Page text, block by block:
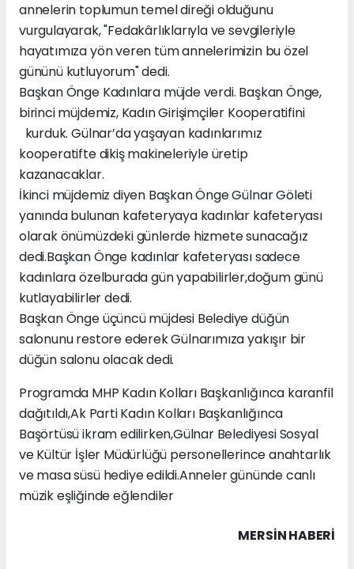
annelerin toplumun temel direği olduğunu
vurgulayarak, "Fedakârlıklarıyla ve sevgileriyle
hayatımıza yön veren tüm annelerimizin bu özel
gününü kutluyorum" dedi.
Başkan Önge Kadınlara müjde verdi. Başkan Önge,
birinci müjdemiz, Kadın Girişimçiler Kooperatifini
kurduk. Gülnar’da yaşayan kadınlarımız
kooperatifte dikiş makineleriyle üretip
kazanacaklar.
İkinci müjdemiz diyen Başkan Önge Gülnar Göleti
yanında bulunan kafeteryaya kadınlar kafeteryası
olarak önümüzdeki günlerde hizmete sunacağız
dedi.Başkan Önge kadınlar kafeteryası sadece
kadınlara özelburada gün yapabilirler,doğum günü
kutlayabilirler dedi.
Başkan Önge üçüncü müjdesi Belediye düğün
salonunu restore ederek Gülnarımıza yakışır bir
düğün salonu olacak dedi.
Programda MHP Kadın Kolları Başkanlığınca karanfil
dağıtıldı,Ak Parti Kadın Kolları Başkanlığınca
Başörtüsü ikram edilirken,Gülnar Belediyesi Sosyal
ve Kültür İşler Müdürlüğü personellerince anahtarlık
ve masa süsü hediye edildi.Anneler gününde canlı
müzik eşliğinde eğlendiler
MERSIN HABERİ